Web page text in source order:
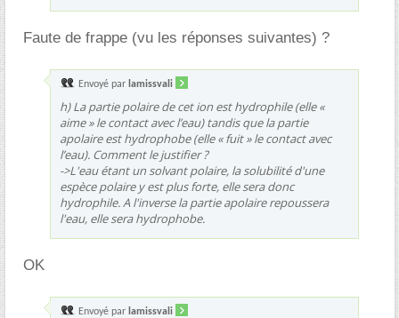
Faute de frappe (vu les réponses suivantes) ?
Envoyé par lamissvali
h) La partie polaire de cet ion est hydrophile (elle «
aime » le contact avec l’eau) tandis que la partie
apolaire est hydrophobe (elle « fuit » le contact avec
l’eau). Comment le justifier ?
->L'eau étant un solvant polaire, la solubilité d'une
espèce polaire y est plus forte, elle sera donc
hydrophile. A l'inverse la partie apolaire repoussera
l'eau, elle sera hydrophobe.
OK
Envoyé par lamissvali